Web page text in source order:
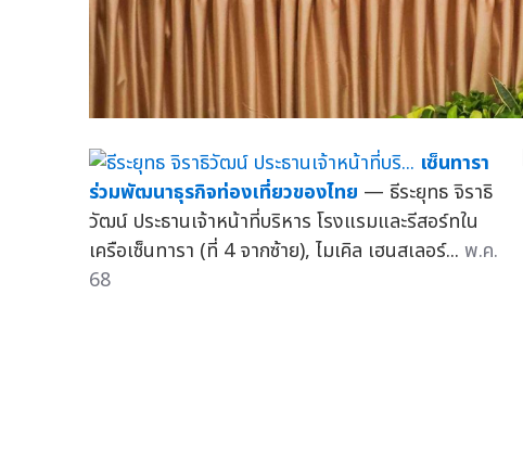
เซ็นทารา
ร่วมพัฒนาธุรกิจท่องเที่ยวของไทย — ธีระยุทธ จิราธิ
วัฒน์ ประธานเจ้าหน้าที่บริหาร โรงแรมและรีสอร์ทใน
เครือเซ็นทารา (ที่ 4 จากซ้าย), ไมเคิล เฮนสเลอร์... พ.ค.
68